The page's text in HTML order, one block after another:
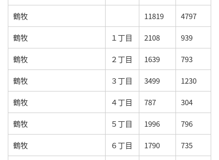
鶴牧 11819 4797
鶴牧 １丁目 2108 939
鶴牧 ２丁目 1639 793
鶴牧 ３丁目 3499 1230
鶴牧 ４丁目 787 304
鶴牧 ５丁目 1996 796
鶴牧 ６丁目 1790 735